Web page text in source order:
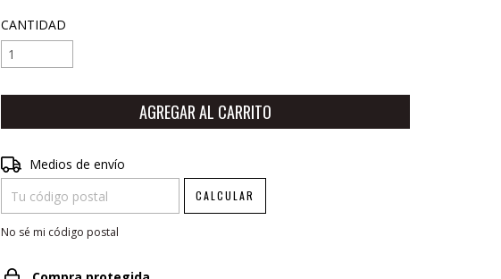
CANTIDAD
Entregas para el CP:
Medios de envío
CALCULAR
No sé mi código postal